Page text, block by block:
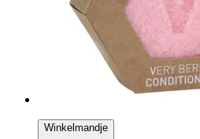
Winkelmandje